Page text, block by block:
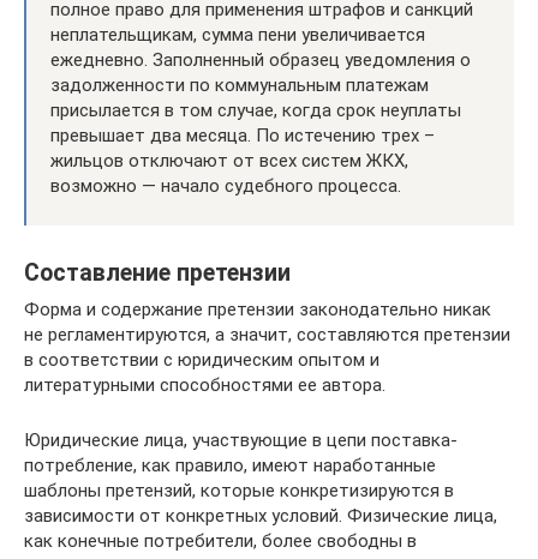
полное право для применения штрафов и санкций
неплательщикам, сумма пени увеличивается
ежедневно. Заполненный образец уведомления о
задолженности по коммунальным платежам
присылается в том случае, когда срок неуплаты
превышает два месяца. По истечению трех –
жильцов отключают от всех систем ЖКХ,
возможно — начало судебного процесса.
Составление претензии
Форма и содержание претензии законодательно никак
не регламентируются, а значит, составляются претензии
в соответствии с юридическим опытом и
литературными способностями ее автора.
Юридические лица, участвующие в цепи поставка-
потребление, как правило, имеют наработанные
шаблоны претензий, которые конкретизируются в
зависимости от конкретных условий. Физические лица,
как конечные потребители, более свободны в